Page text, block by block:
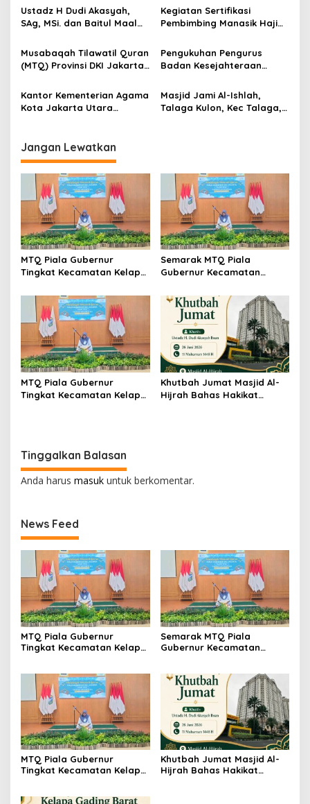
Bidang Dakwah
Ustadz H Dudi Akasyah,
SAg, MSi. dan Baitul Maal
Utara
Kegiatan Sertifikasi
Pembimbing Manasik Haji
di Asrama Haji, Pondok
Gede, Jakarta, 19-27
Desember 2023
Musabaqah Tilawatil Quran
(MTQ) Provinsi DKI Jakarta
dilaksanakan tanggal 8-13
Desember 2023 di Kantor
Walikota Jakarta Selatan
Pengukuhan Pengurus
Badan Kesejahteraan
Kelurahan se-Kecamatan
Kelapa Gading, Hari Senin,
21 Agustus 2023, tempat di
Kantor Kementerian Agama
Kota Jakarta Utara
Pengajian Rutin di Masjid
Al-Ikhlas Kankemenag Kota
Selasa 15 Agustus 2023
Masjid Jami Al-Ishlah,
Talaga Kulon, Kec Talaga,
Jangan Lewatkan
MTQ Piala Gubernur
Tingkat Kecamatan Kelapa
Berlangsung Meriah dan
Penuh Semangat
Semarak MTQ Piala
Gubernur Kecamatan
Melahirkan Generasi
Qur’ani Berprestasi
MTQ Piala Gubernur
Tingkat Kecamatan Kelapa
Khutbah Jumat Masjid Al-
Hijrah Bahas Hakikat
Tinggalkan Balasan
Anda harus masuk untuk berkomentar.
News Feed
MTQ Piala Gubernur
Tingkat Kecamatan Kelapa
Penuh Semangat
Semarak MTQ Piala
Gubernur Kecamatan
Qur’ani Berprestasi
MTQ Piala Gubernur
Tingkat Kecamatan Kelapa
Khutbah Jumat Masjid Al-
Hijrah Bahas Hakikat